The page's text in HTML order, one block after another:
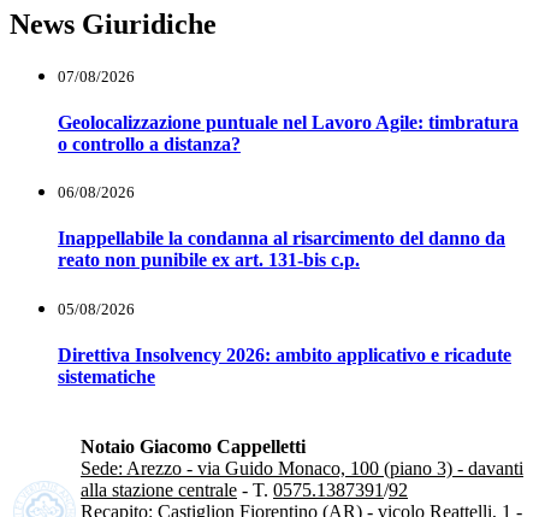
News Giuridiche
07/08/2026
Geolocalizzazione puntuale nel Lavoro Agile: timbratura
o controllo a distanza?
06/08/2026
Inappellabile la condanna al risarcimento del danno da
reato non punibile ex art. 131-bis c.p.
05/08/2026
Direttiva Insolvency 2026: ambito applicativo e ricadute
sistematiche
Notaio Giacomo Cappelletti
Sede: Arezzo - via Guido Monaco, 100 (piano 3) - davanti
alla stazione centrale - T. 0575.1387391/92
Recapito: Castiglion Fiorentino (AR) - vicolo Reattelli, 1 -